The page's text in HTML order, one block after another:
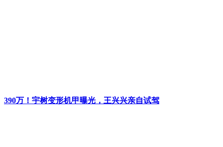
390万！宇树变形机甲曝光，王兴兴亲自试驾